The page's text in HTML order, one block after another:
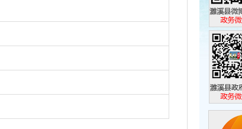
濉溪县政
政务微博
濉溪县政
政务微信